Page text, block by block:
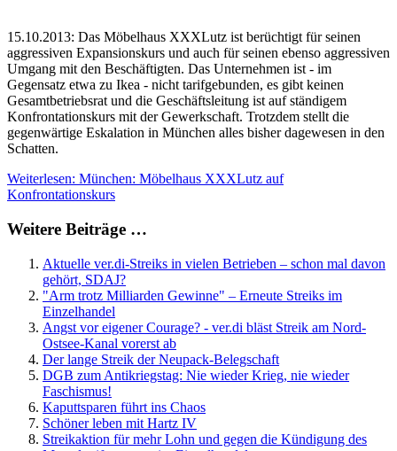
15.10.2013: Das Möbelhaus XXXLutz ist berüchtigt für seinen
aggressiven Expansionskurs und auch für seinen ebenso aggressiven
Umgang mit den Beschäftigten. Das Unternehmen ist - im
Gegensatz etwa zu Ikea - nicht tarifgebunden, es gibt keinen
Gesamtbetriebsrat und die Geschäftsleitung ist auf ständigem
Konfrontationskurs mit der Gewerkschaft. Trotzdem stellt die
gegenwärtige Eskalation in München alles bisher dagewesen in den
Schatten.
Weiterlesen: München: Möbelhaus XXXLutz auf
Konfrontationskurs
Weitere Beiträge …
Aktuelle ver.di-Streiks in vielen Betrieben – schon mal davon
gehört, SDAJ?
"Arm trotz Milliarden Gewinne" – Erneute Streiks im
Einzelhandel
Angst vor eigener Courage? - ver.di bläst Streik am Nord-
Ostsee-Kanal vorerst ab
Der lange Streik der Neupack-Belegschaft
DGB zum Antikriegstag: Nie wieder Krieg, nie wieder
Faschismus!
Kaputtsparen führt ins Chaos
Schöner leben mit Hartz IV
Streikaktion für mehr Lohn und gegen die Kündigung des